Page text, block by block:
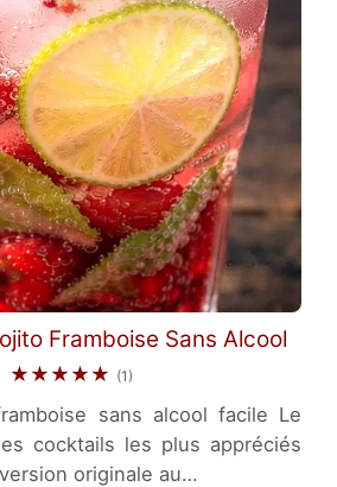
Framboise Sans Alcool
★★★★★ (1)
sans alcool facile Le
cocktails les plus appréciés
originale au…